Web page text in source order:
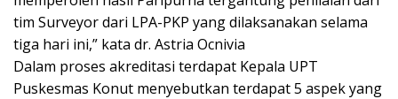
tim Surveyor dari LPA-PKP yang dilaksanakan selama
tiga hari ini,” kata dr. Astria Ocnivia
Dalam proses akreditasi terdapat Kepala UPT
Puskesmas Konut menyebutkan terdapat 5 aspek yang